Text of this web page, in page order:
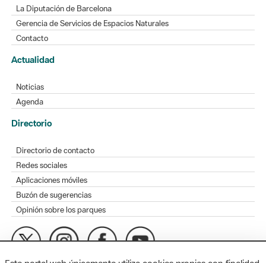
La Diputación de Barcelona
Gerencia de Servicios de Espacios Naturales
Contacto
Actualidad
Noticias
Agenda
Directorio
Directorio de contacto
Redes sociales
Aplicaciones móviles
Buzón de sugerencias
Opinión sobre los parques